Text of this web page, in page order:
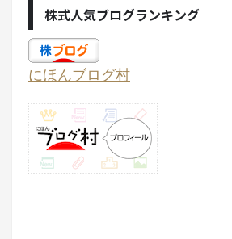
株式人気ブログランキング
にほんブログ村